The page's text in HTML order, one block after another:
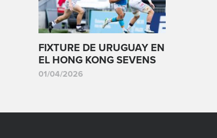
FIXTURE DE URUGUAY EN
EL HONG KONG SEVENS
01/04/2026